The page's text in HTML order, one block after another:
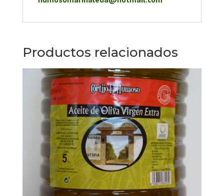
Productos relacionados